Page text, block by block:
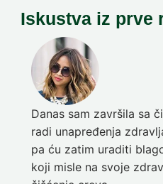
Iskustva iz prve
Danas sam završila sa
radi unapređenja
pa ću zatim uraditi
koji misle na svoje